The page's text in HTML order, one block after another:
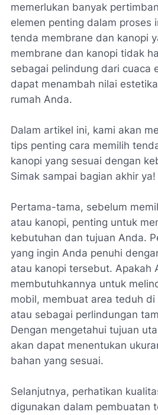
memerlukan banyak
elemen penting dalam proses
tenda membrane dan kanopi
membrane dan kanopi tidak
sebagai pelindung dari cuaca
dapat menambah nilai
rumah Anda.
Dalam artikel ini, kami akan
tips penting cara memilih
kanopi yang sesuai dengan
Simak sampai bagian akhir ya!
Pertama-tama, sebelum
atau kanopi, penting untuk
kebutuhan dan tujuan Anda.
yang ingin Anda penuhi
atau kanopi tersebut. Apakah
membutuhkannya untuk
mobil, membuat area teduh di
atau sebagai perlindungan
Dengan mengetahui tujuan
akan dapat menentukan
bahan yang sesuai.
Selanjutnya, perhatikan
digunakan dalam pembuatan